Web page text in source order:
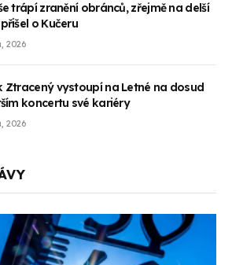
trápí zranění obránců, zřejmě na delší
o Kučeru
2026
Ztracený vystoupí na Letné na dosud
koncertu své kariéry
2026